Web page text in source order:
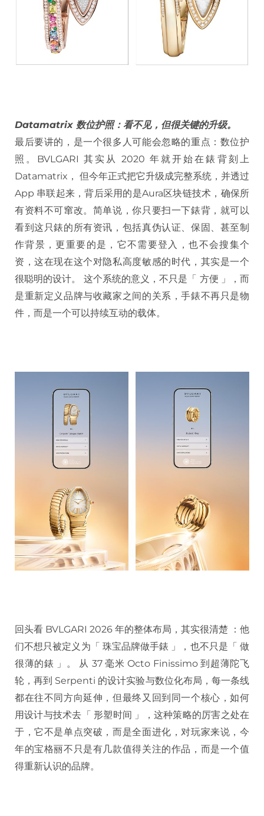
Datamatrix 数位护照：看不见，但很关键的升级。
最后要讲的，是一个很多人可能会忽略的重点：数位护
照。BVLGARI 其实从 2020 年就开始在錶背刻上
Datamatrix， 但今年正式把它升级成完整系统，并透过
App 串联起来，背后采用的是Aura区块链技术，确保所
有资料不可窜改。简单说，你只要扫一下錶背，就可以
看到这只錶的所有资讯，包括真伪认证、保固、甚至制
作背景，更重要的是，它不需要登入，也不会搜集个
资，这在现在这个对隐私高度敏感的时代，其实是一个
很聪明的设计。 这个系统的意义，不只是「 方便 」，而
是重新定义品牌与收藏家之间的关系，手錶不再只是物
件，而是一个可以持续互动的载体。
回头看 BVLGARI 2026 年的整体布局，其实很清楚 ：他
们不想只被定义为「 珠宝品牌做手錶 」，也不只是「 做
很薄的錶 」。 从 37 毫米 Octo Finissimo 到超薄陀飞
轮，再到 Serpenti 的设计实验与数位化布局，每一条线
都在往不同方向延伸，但最终又回到同一个核心，如何
用设计与技术去「 形塑时间 」，这种策略的厉害之处在
于，它不是单点突破，而是全面进化，对玩家来说，今
年的宝格丽不只是有几款值得关注的作品，而是一个值
得重新认识的品牌。